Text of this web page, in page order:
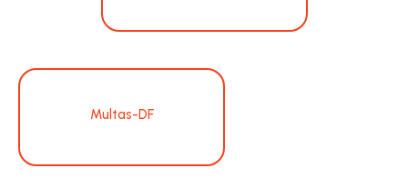
Multas-DF